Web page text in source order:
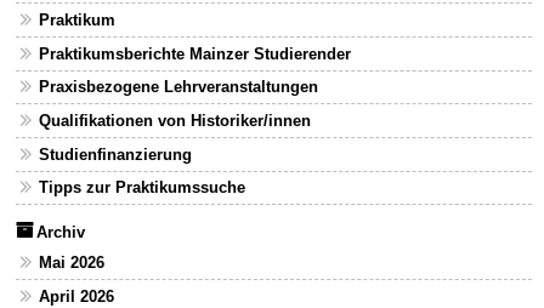
Praktikum
Praktikumsberichte Mainzer Studierender
Praxisbezogene Lehrveranstaltungen
Qualifikationen von Historiker/innen
Studienfinanzierung
Tipps zur Praktikumssuche
Archiv
Mai 2026
April 2026